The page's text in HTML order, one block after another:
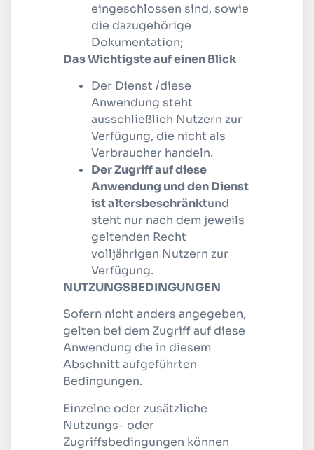
eingeschlossen sind, sowie
die dazugehörige
Dokumentation;
Das Wichtigste auf einen Blick
Der Dienst /diese
Anwendung steht
ausschließlich Nutzern zur
Verfügung, die nicht als
Verbraucher handeln.
Der Zugriff auf diese
Anwendung und den Dienst
ist altersbeschränktund
steht nur nach dem jeweils
geltenden Recht
volljährigen Nutzern zur
Verfügung.
NUTZUNGSBEDINGUNGEN
Sofern nicht anders angegeben,
gelten bei dem Zugriff auf diese
Anwendung die in diesem
Abschnitt aufgeführten
Bedingungen.
Einzelne oder zusätzliche
Nutzungs- oder
Zugriffsbedingungen können